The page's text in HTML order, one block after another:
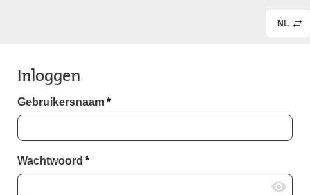
NL
Inloggen
Gebruikersnaam*
Wachtwoord *